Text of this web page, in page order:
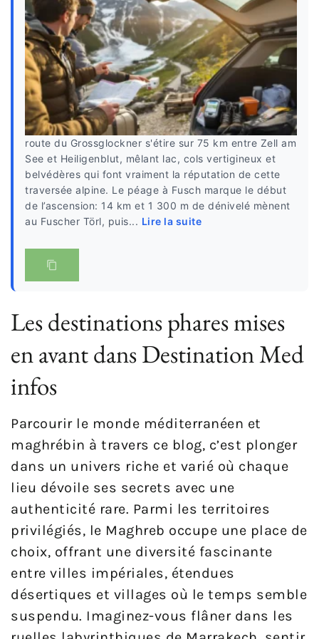
route du Grossglockner s'étire sur 75 km entre Zell am
See et Heiligenblut, mêlant lac, cols vertigineux et
belvédères qui font vraiment la réputation de cette
traversée alpine. Le péage à Fusch marque le début
de l’ascension: 14 km et 1 300 m de dénivelé mènent
au Fuscher Törl, puis... Lire la suite
Les destinations phares mises
en avant dans Destination Med
infos
Parcourir le monde méditerranéen et
maghrébin à travers ce blog, c’est plonger
dans un univers riche et varié où chaque
lieu dévoile ses secrets avec une
authenticité rare. Parmi les territoires
privilégiés, le Maghreb occupe une place de
choix, offrant une diversité fascinante
entre villes impériales, étendues
désertiques et villages où le temps semble
suspendu. Imaginez-vous flâner dans les